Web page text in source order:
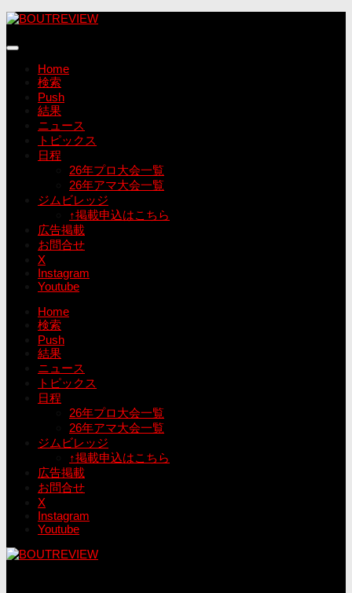
コ
テ
Home
検索
Push
結果
ニュース
トピックス
日程
26年プロ大会一覧
26年アマ大会一覧
ジムビレッジ
↑掲載申込はこちら
広告掲載
お問合せ
X
Instagram
Youtube
Home
検索
Push
結果
ニュース
トピックス
日程
26年プロ大会一覧
26年アマ大会一覧
ジムビレッジ
↑掲載申込はこちら
広告掲載
お問合せ
X
Instagram
Youtube